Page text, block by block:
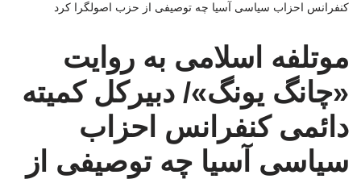
کنفرانس احزاب سیاسی آسیا چه توصیفی از حزب اصولگرا کرد
موتلفه اسلامی به روایت
«چانگ یونگ»/ دبیرکل کمیته
دائمی کنفرانس احزاب
سیاسی آسیا چه توصیفی از